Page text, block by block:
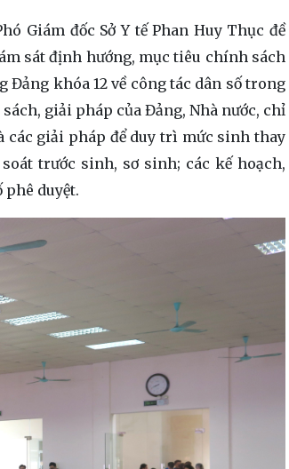
Giám đốc Sở Y tế Phan Huy Thục đề
sát định hướng, mục tiêu chính sách
Đảng khóa 12 về công tác dân số trong
giải pháp của Đảng, Nhà nước, chỉ
các giải pháp để duy trì mức sinh thay
trước sinh, sơ sinh; các kế hoạch,
duyệt.